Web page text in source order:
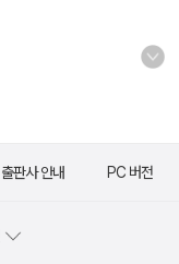
출판사 안내 PC 버전